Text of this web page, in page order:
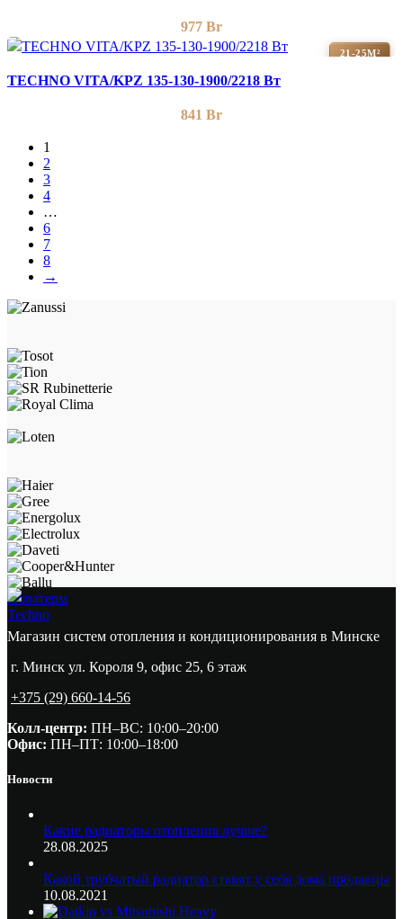
977 Br
21-25М²
TECHNO VITA/KPZ 135-130-1900/2218 Вт
841 Br
1
2
3
4
…
6
7
8
→
Новатерм
Techno
Магазин систем отопления и кондиционирования в Минске
г. Минск ул. Короля 9, офис 25, 6 этаж
+375 (29) 660-14-56
Колл-центр: ПН–ВС: 10:00–20:00​
Офис: ПН–ПТ: 10:00–18:00
Новости
Какие радиаторы отопления лучше?
28.08.2025
Какой трубчатый радиатор ставят у себя дома продавцы
10.08.2021